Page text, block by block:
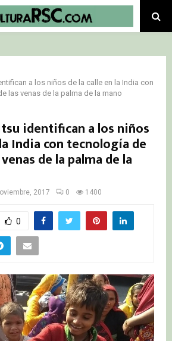
a los niños de la calle en la India con
las venas de la palma de la mano
identifican a los niños
India con tecnología de
de la palma de la
2017 0 1400
0